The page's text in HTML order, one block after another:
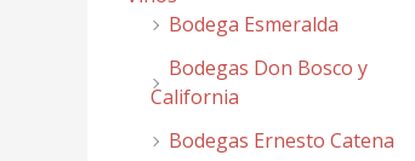
Bodega Esmeralda
Bodegas Don Bosco y
California
Bodegas Ernesto Catena